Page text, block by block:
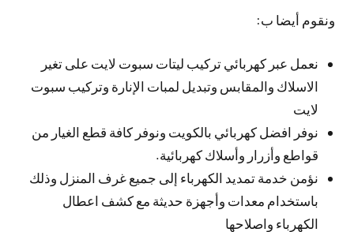
ونقوم أيضا ب:
نعمل عبر كهربائي تركيب ليتات سبوت لايت على تغير
الاسلاك والمقابس وتبديل لمبات الإنارة وتركيب سبوت
لايت
نوفر افضل كهربائي بالكويت ونوفر كافة قطع الغيار من
قواطع وأزرار وأسلاك كهربائية.
نؤمن خدمة تمديد الكهرباء إلى جميع غرف المنزل وذلك
باستخدام معدات وأجهزة حديثة مع كشف اعطال
الكهرباء واصلاحها